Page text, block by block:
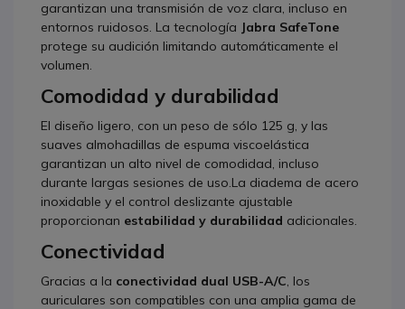
garantizan una transmisión de voz clara, incluso en
entornos ruidosos. La tecnología Jabra SafeTone
protege su audición limitando automáticamente el
volumen.
Comodidad y durabilidad
El diseño ligero, con un peso de sólo 125 g, y las
suaves almohadillas de espuma viscoelástica
garantizan un alto nivel de comodidad, incluso
durante largas sesiones de uso.La diadema de acero
inoxidable y el control deslizante ajustable
proporcionan estabilidad y durabilidad adicionales.
Conectividad
Gracias a la conectividad dual USB-A/C , los
auriculares son compatibles con una amplia gama de